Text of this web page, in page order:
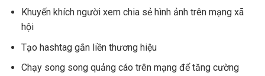
Khuyến khích người xem chia sẻ hình ảnh trên mạng xã
hội
Tạo hashtag gắn liền thương hiệu
Chạy song song quảng cáo trên mạng để tăng cường